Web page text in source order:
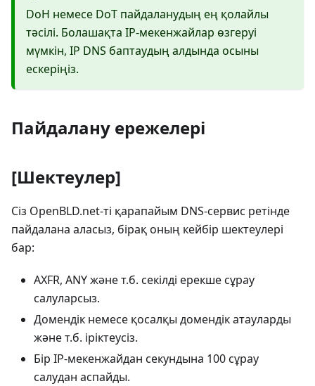
DoH немесе DoT пайдаланудың ең қолайлы
тәсілі. Болашақта IP-мекенжайлар өзгеруі
мүмкін, IP DNS баптаудың алдында осыны
ескеріңіз.
Пайдалану ережелері
[Шектеулер]
Сіз OpenBLD.net-ті қарапайым DNS-сервис ретінде
пайдалана аласыз, бірақ оның кейбір шектеулері
бар:
AXFR, ANY және т.б. секілді ерекше сұрау
салуларсыз.
Домендік немесе қосалқы домендік атауларды
және т.б. іріктеусіз.
Бір IP-мекенжайдан секундына 100 сұрау
салудан аспайды.